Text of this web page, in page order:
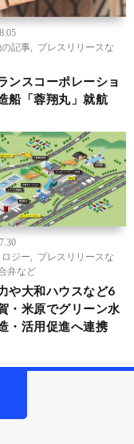
の記事
プレスリリースな
ンスコーポレーショ
船「蓉翔丸」就航
ジー
プレスリリースな
弁など
や大和ハウスなど6
・米原でグリーン水
・活用促進へ連携